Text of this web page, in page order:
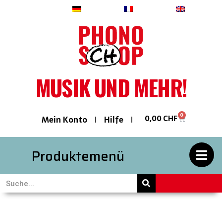
MUSIK UND MEHR!
Mein Konto Hilfe 0,00CHF 0
Produktemenü